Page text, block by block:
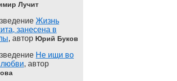
Лучит
Жизнь
занесена в
, автор Юрий Буков
Не ищи во
, автор